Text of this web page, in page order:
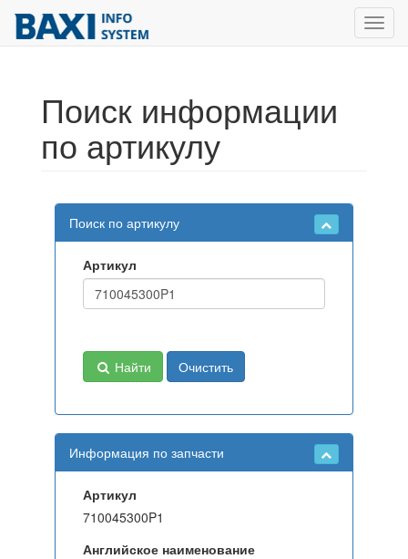
Поиск информации
по артикулу
Поиск по артикулу
Артикул
Найти Очистить
Информация по запчасти
Артикул
710045300P1
Английское наименование